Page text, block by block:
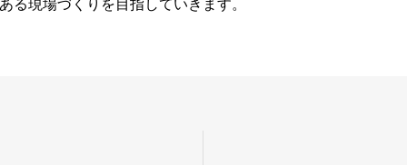
る現場づくりを目指していきます。